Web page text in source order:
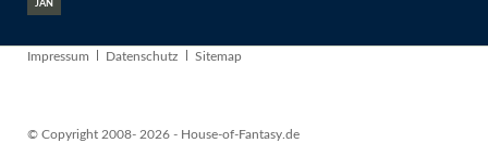
JAN
Navigation
Impressum Datenschutz Sitemap
© Copyright 2008- 2026 - House-of-Fantasy.de